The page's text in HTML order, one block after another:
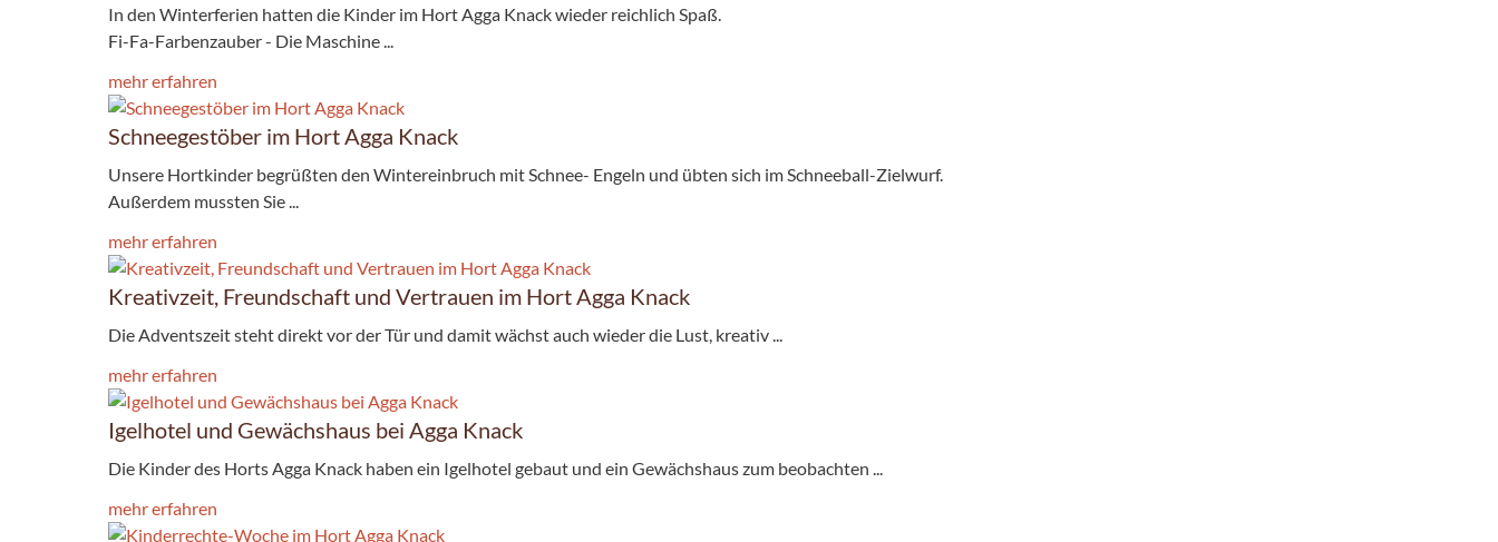
In den Winterferien hatten die Kinder im Hort Agga Knack wieder reichlich Spaß.
Fi-Fa-Farbenzauber - Die Maschine ...
mehr erfahren
Schneegestöber im Hort Agga Knack
Unsere Hortkinder begrüßten den Wintereinbruch mit Schnee- Engeln und übten sich im Schneeball-Zielwurf.
Außerdem mussten Sie ...
mehr erfahren
Kreativzeit, Freundschaft und Vertrauen im Hort Agga Knack
Die Adventszeit steht direkt vor der Tür und damit wächst auch wieder die Lust, kreativ ...
mehr erfahren
Igelhotel und Gewächshaus bei Agga Knack
Die Kinder des Horts Agga Knack haben ein Igelhotel gebaut und ein Gewächshaus zum beobachten ...
mehr erfahren